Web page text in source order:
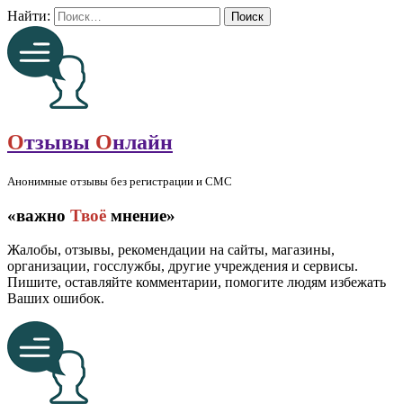
Найти:
Отзывы Онлайн
Анонимные отзывы без регистрации и СМС
«важно Твоё мнение»
Жалобы, отзывы, рекомендации на сайты, магазины,
организации, госслужбы, другие учреждения и сервисы.
Пишите, оставляйте комментарии, помогите людям избежать
Ваших ошибок.